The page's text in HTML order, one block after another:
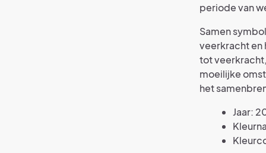
periode van
Samen
veerkracht en
tot
moeilijke
het
Jaar: